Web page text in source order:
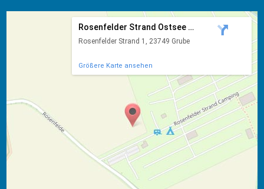
Rosenfelder Strand Ostsee Ca...
Rosenfelder Strand 1, 23749 Grube
Größere Karte ansehen